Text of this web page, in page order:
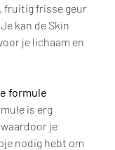
fruitig frisse geur
kan de Skin
je lichaam en
formule
is erg
je
nodig hebt om